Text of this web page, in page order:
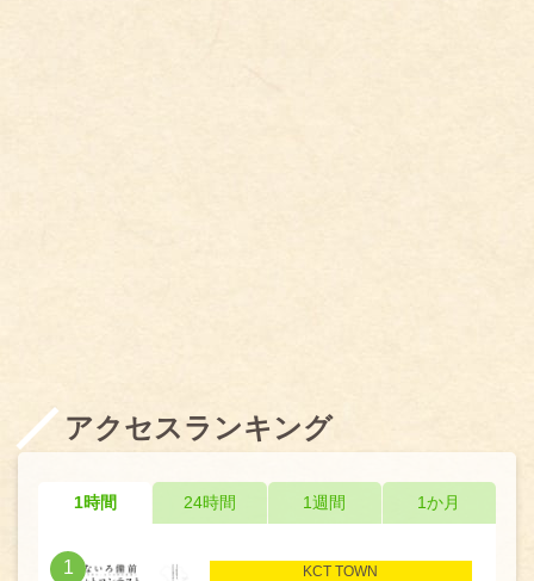
アクセスランキング
1時間 24時間 1週間 1か月
1 KCT TOWN